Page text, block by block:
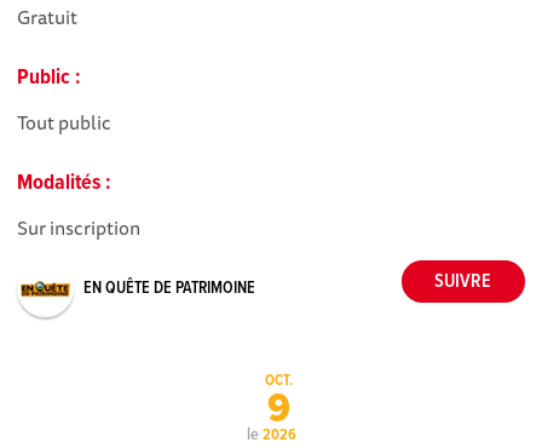
Gratuit
Public :
Tout public
Modalités :
Sur inscription
EN QUÊTE DE PATRIMOINE
le
OCT.
9
2026